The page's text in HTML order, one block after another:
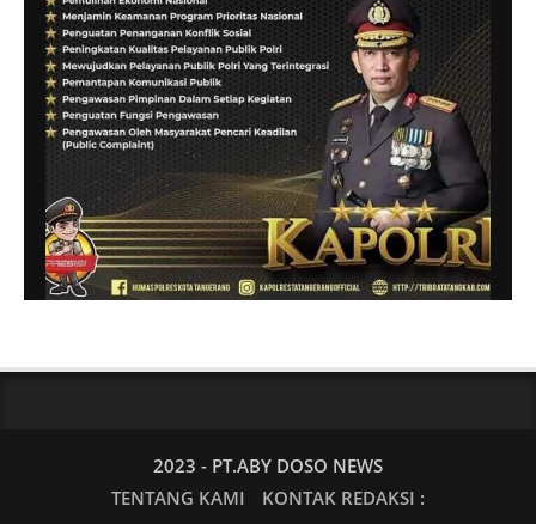
2023 - PT.ABY DOSO NEWS
TENTANG KAMI
KONTAK REDAKSI :